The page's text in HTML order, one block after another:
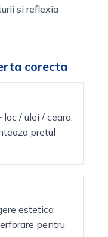
si reflexia
corecta
/ ulei / ceara;
pretul
estetica
pentru